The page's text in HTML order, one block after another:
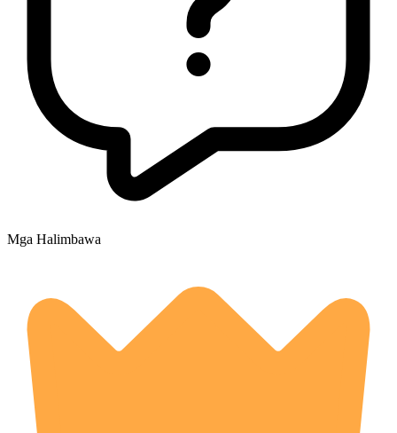
Mga Halimbawa